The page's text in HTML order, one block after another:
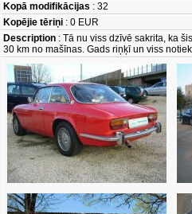
Kopā modifikācijas : 32
Kopējie tēriņi : 0 EUR
Description : Tā nu viss dzīvē sakrita, ka
30 km no mašīnas. Gads riņķī un viss